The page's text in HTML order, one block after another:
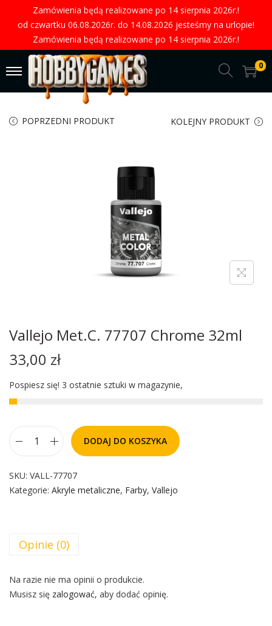
Zamówienia będą realizowane po 14 sierpnia 2026r.!
od czwartku 06.08.2026r. do 14.08.2026 jesteśmy na urlopie!
Zamówienia będą realizowane po 14 sierpnia 2026r.!
0
POPRZEDNI PRODUKT KOLEJNY PRODUKT
Vallejo Met.C. 77707 Chrome 32ml
33,00 zł
Pospiesz się! 3 ostatnie sztuki w magazynie,
DODAJ DO KOSZYKA
SKU: VALL-77707
Kategorie: Akryle metaliczne, Farby, Vallejo
Opinie (0)
Na razie nie ma opinii o produkcie.
Musisz się zalogować, aby dodać opinię.